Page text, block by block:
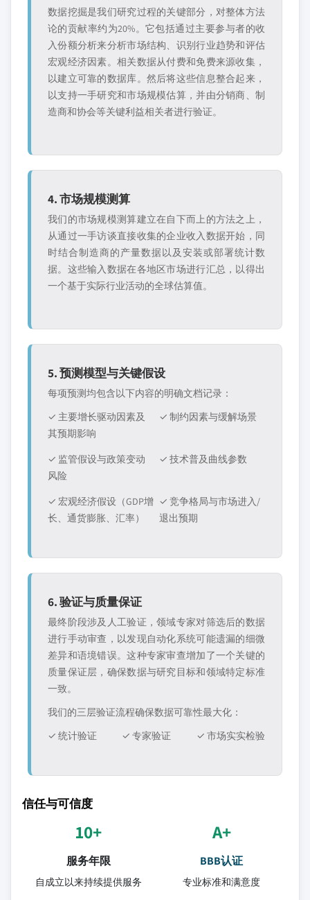
数据挖掘是我们研究过程的关键部分，对整体方法
论的贡献率约为20%。它包括通过主要参与者的收
入份额分析来分析市场结构、识别行业趋势和评估
宏观经济因素。相关数据从付费和免费来源收集，
以建立可靠的数据库。然后将这些信息整合起来，
以支持一手研究和市场规模估算，并由分销商、制
造商和协会等关键利益相关者进行验证。
4. 市场规模测算
我们的市场规模测算建立在自下而上的方法之上，
从通过一手访谈直接收集的企业收入数据开始，同
时结合制造商的产量数据以及安装或部署统计数
据。这些输入数据在各地区市场进行汇总，以得出
一个基于实际行业活动的全球估算值。
5. 预测模型与关键假设
每项预测均包含以下内容的明确文档记录：
✓ 主要增长驱动因素及
其预期影响
✓ 制约因素与缓解场景
✓ 监管假设与政策变动
风险
✓ 技术普及曲线参数
✓ 宏观经济假设（GDP增
长、通货膨胀、汇率）
✓ 竞争格局与市场进入/
退出预期
6. 验证与质量保证
最终阶段涉及人工验证，领域专家对筛选后的数据
进行手动审查，以发现自动化系统可能遗漏的细微
差异和语境错误。这种专家审查增加了一个关键的
质量保证层，确保数据与研究目标和领域特定标准
一致。
我们的三层验证流程确保数据可靠性最大化：
✓ 统计验证
✓ 专家验证 ✓ 市场实实检验
信任与可信度
10+
服务年限
自成立以来持续提供服务
A+
BBB认证
专业标准和满意度